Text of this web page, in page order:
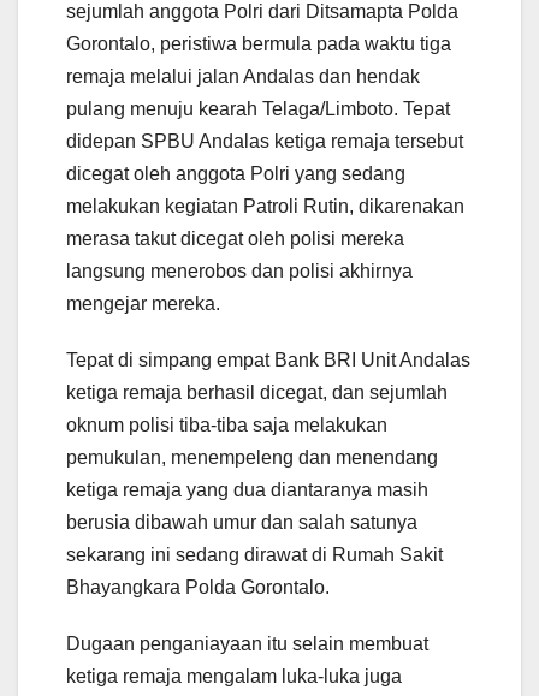
sejumlah anggota Polri dari Ditsamapta Polda
Gorontalo, peristiwa bermula pada waktu tiga
remaja melalui jalan Andalas dan hendak
pulang menuju kearah Telaga/Limboto. Tepat
didepan SPBU Andalas ketiga remaja tersebut
dicegat oleh anggota Polri yang sedang
melakukan kegiatan Patroli Rutin, dikarenakan
merasa takut dicegat oleh polisi mereka
langsung menerobos dan polisi akhirnya
mengejar mereka.
Tepat di simpang empat Bank BRI Unit Andalas
ketiga remaja berhasil dicegat, dan sejumlah
oknum polisi tiba-tiba saja melakukan
pemukulan, menempeleng dan menendang
ketiga remaja yang dua diantaranya masih
berusia dibawah umur dan salah satunya
sekarang ini sedang dirawat di Rumah Sakit
Bhayangkara Polda Gorontalo.
Dugaan penganiayaan itu selain membuat
ketiga remaja mengalam luka-luka juga